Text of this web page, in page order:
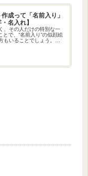
成って「名前入り」
名入れ】
、その人だけの特別な一
で、“名前入り”の似顔絵
もいることでしょう。こ